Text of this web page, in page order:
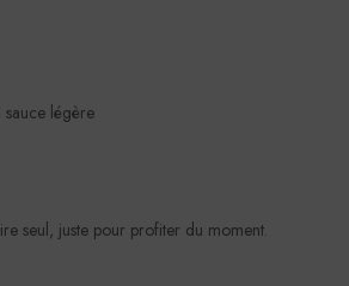
sauce légère
seul, juste pour profiter du moment.